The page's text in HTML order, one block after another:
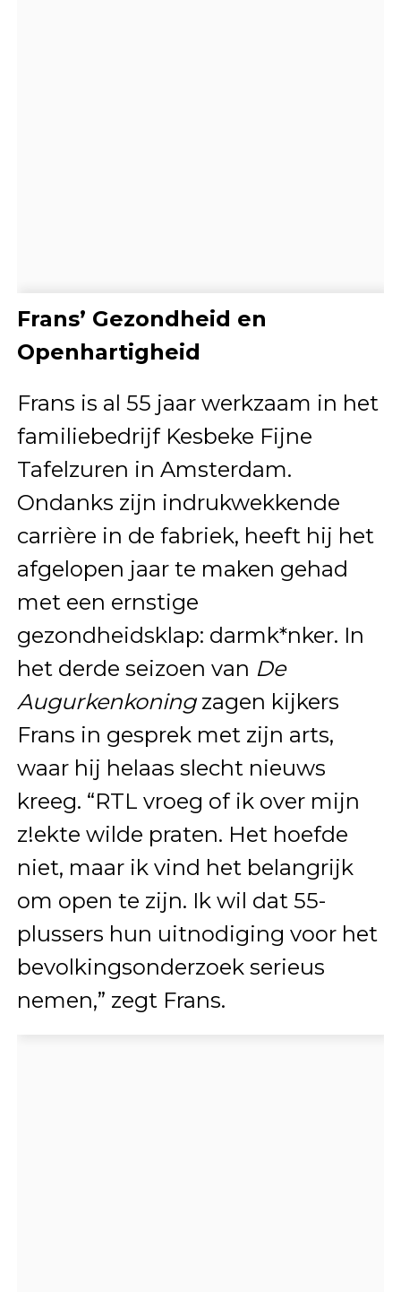
Frans’ Gezondheid en
Openhartigheid
Frans is al 55 jaar werkzaam in het
familiebedrijf Kesbeke Fijne
Tafelzuren in Amsterdam.
Ondanks zijn indrukwekkende
carrière in de fabriek, heeft hij het
afgelopen jaar te maken gehad
met een ernstige
gezondheidsklap: darmk*nker. In
het derde seizoen van De
Augurkenkoningzagen kijkers
Frans in gesprek met zijn arts,
waar hij helaas slecht nieuws
kreeg. “RTL vroeg of ik over mijn
z!ekte wilde praten. Het hoefde
niet, maar ik vind het belangrijk
om open te zijn. Ik wil dat 55-
plussers hun uitnodiging voor het
bevolkingsonderzoek serieus
nemen,” zegt Frans.